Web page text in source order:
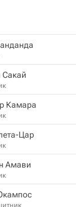
Сакай
Камара
Цар
Амави